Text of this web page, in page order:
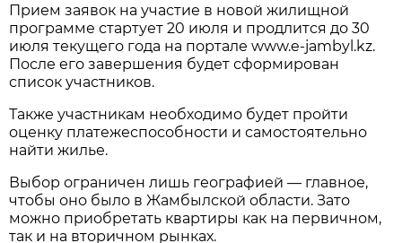
Прием заявок на участие в новой жилищной
программе стартует 20 июля и продлится до 30
июля текущего года на портале www.e-jambyl.kz.
После его завершения будет сформирован
список участников.
Также участникам необходимо будет пройти
оценку платежеспособности и самостоятельно
найти жилье.
Выбор ограничен лишь географией — главное,
чтобы оно было в Жамбылской области. Зато
можно приобретать квартиры как на первичном,
так и на вторичном рынках.